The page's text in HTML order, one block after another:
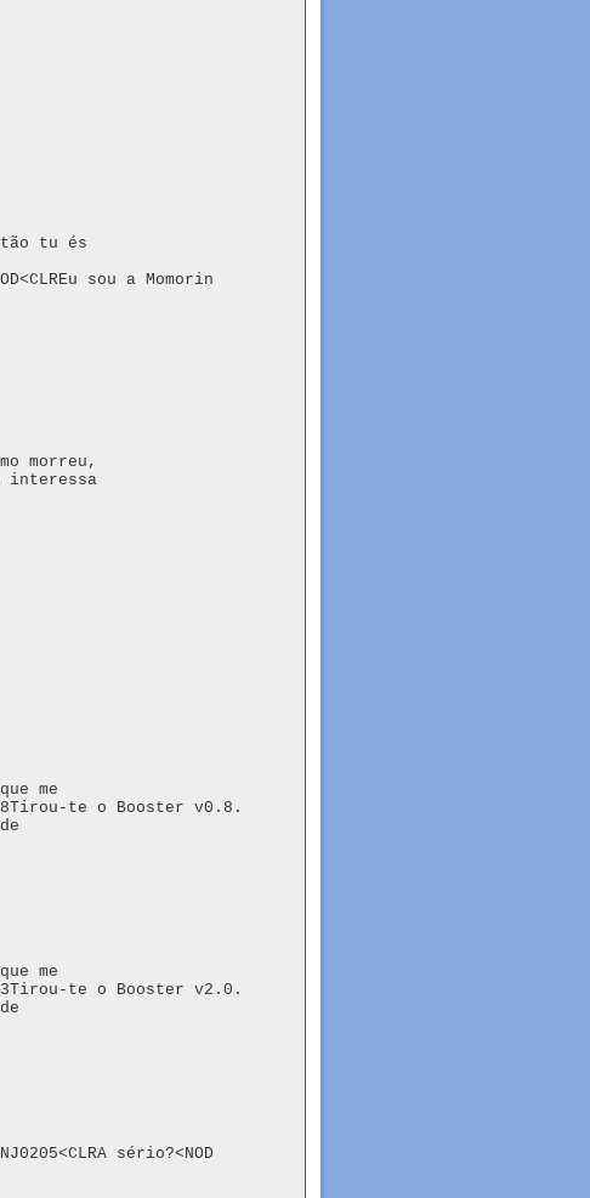
tu és
sou a Momorin
morreu,
interessa
me
te o Booster v0.8.
me
te o Booster v2.0.
sério?<NOD